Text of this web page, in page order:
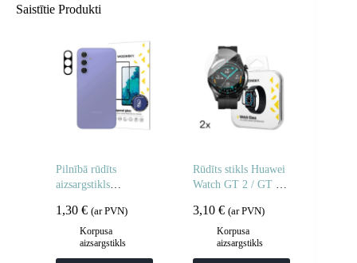
Saistītie Produkti
Pilnībā rūdīts
aizsargstikls
Edge pilnai kamerai
1,30 € (ar PVN)
Korpusa
aizsargstikls
Rūdīts stikls Huawei
Watch GT 2 / GT 2
– 2 gab.
3,10€ (ar PVN)
Korpusa
aizsargstikls